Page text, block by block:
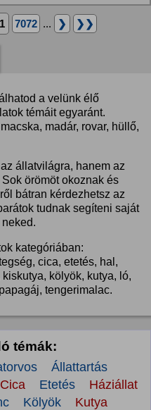
7072 ... ❯ ❯❯
a velünk élő
témáit egyaránt.
madár, rovar, hüllő,
állatvilágra, hanem az
örömöt okoznak és
bátran kérdezhetsz az
tudnak segíteni saját
kategóriában:
cica, etetés, hal,
kölyök, kutya, ló,
tengerimalac.
témák:
Állattartás
Cica Etetés
Háziállat
Kölyök
Kutya